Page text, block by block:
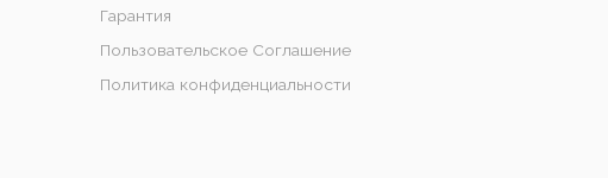
Гарантия
Пользовательское Соглашение
Политика конфиденциальности